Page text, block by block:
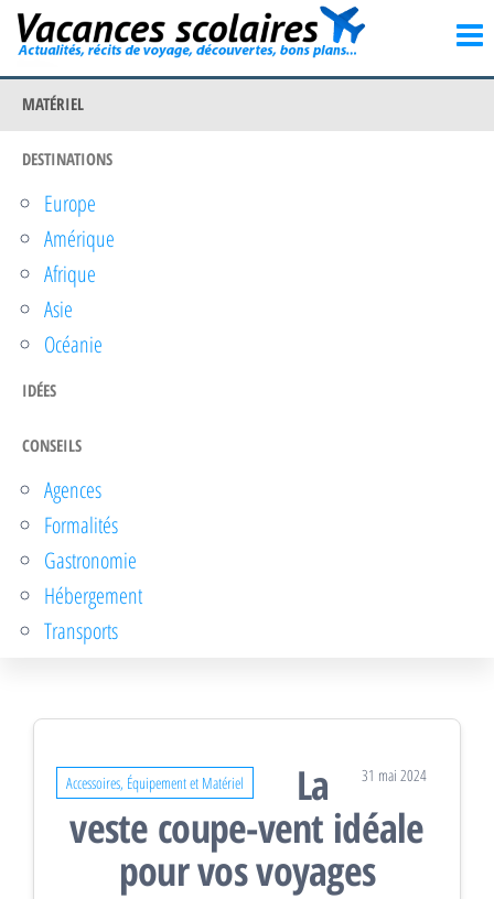
Passer
contenu
Vacances
scolaires
découvertes,
plans…
MATÉRIEL
DESTINATIONS
Europe
Amérique
Afrique
Asie
Océanie
IDÉES
CONSEILS
Agences
Formalités
Gastronomie
Hébergement
Transports
Accessoires, Équipement et Matériel 31 mai 2024
La
veste coupe-vent idéale
pour vos voyages